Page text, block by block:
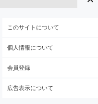
このサイトについて
個人情報について
会員登録
広告表示について